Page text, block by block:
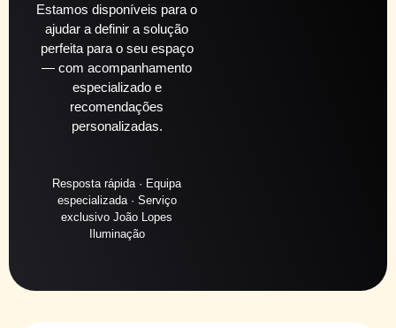
Estamos disponíveis para o
ajudar a definir a solução
perfeita para o seu espaço
— com acompanhamento
especializado e
recomendações
personalizadas.
Resposta rápida · Equipa
especializada · Serviço
exclusivo João Lopes
Iluminação